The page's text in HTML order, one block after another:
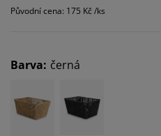
Původní cena: 175 Kč /ks
Barva: černá